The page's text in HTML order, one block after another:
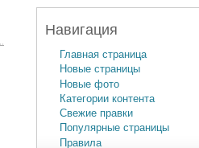
Навигация
Главная страница
Новые страницы
Новые фото
Категории контента
Свежие правки
Популярные страницы
Правила